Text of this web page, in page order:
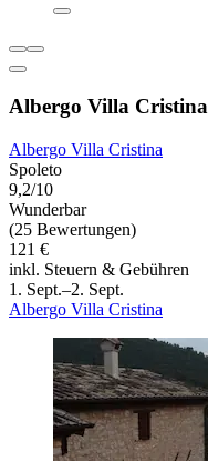
Albergo Villa Cristina
Albergo Villa Cristina
Spoleto
9,2/10
Wunderbar
(25 Bewertungen)
121 €
inkl. Steuern & Gebühren
1. Sept.–2. Sept.
Albergo Villa Cristina